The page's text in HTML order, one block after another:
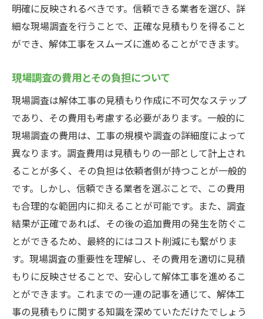
明確に反映されるべきです。信頼できる業者を選び、詳
細な現場調査を行うことで、正確な見積もりを得ること
ができ、解体工事をスムーズに進めることができます。
現場調査の費用とその負担について
現場調査は解体工事の見積もり作成に不可欠なステップ
であり、その費用も考慮する必要があります。一般的に
現場調査の費用は、工事の規模や調査の詳細度によって
異なります。調査費用は見積もりの一部として計上され
ることが多く、その負担は依頼者側が持つことが一般的
です。しかし、信頼できる業者を選ぶことで、この費用
も合理的な範囲内に抑えることが可能です。また、調査
結果が正確であれば、その後の追加費用の発生を防ぐこ
とができるため、最終的にはコスト削減にも繋がりま
す。現場調査の重要性を理解し、その費用を適切に見積
もりに反映させることで、安心して解体工事を進めるこ
とができます。これまでの一連の記事を通じて、解体工
事の見積もりに関する知識を深めていただけたでしょう